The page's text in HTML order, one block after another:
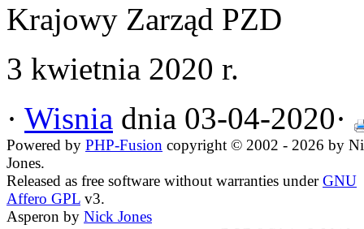
Krajowy Zarząd PZD
3 kwietnia 2020 r.
· Wisnia dnia 03-04-2020·
Powered by PHP-Fusion copyright © 2002 - 2026 by
Jones.
Released as free software without warranties underGNU
Affero GPL v3.
Asperon by Nick Jones